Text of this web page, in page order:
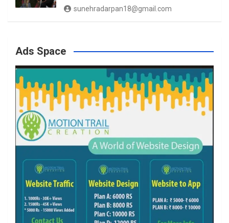
sunehradarpan18@gmail.com
Ads Space